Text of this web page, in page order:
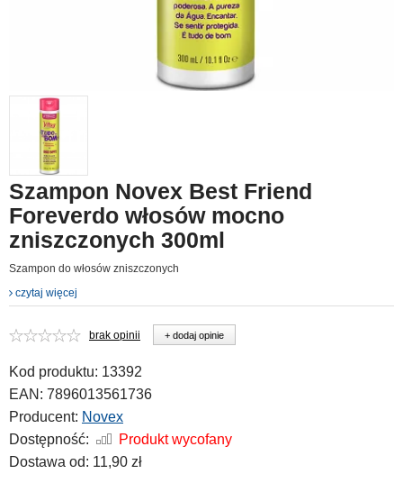
Szampon Novex Best Friend
Foreverdo włosów mocno
zniszczonych 300ml
Szampon do włosów zniszczonych
czytaj więcej
brak opinii + dodaj opinie
Kod produktu: 13392
EAN: 7896013561736
Producent: Novex
Dostępność:
Produkt wycofany
Dostawa od: 11,90 zł